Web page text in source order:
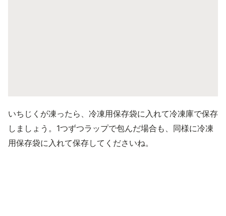
いちじくが凍ったら、冷凍用保存袋に入れて冷凍庫で保存
しましょう。1つずつラップで包んだ場合も、同様に冷凍
用保存袋に入れて保存してくださいね。